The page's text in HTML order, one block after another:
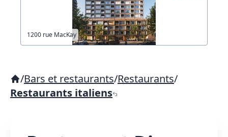
1200 rue MacKay
/Bars et restaurants/Restaurants/
Restaurants italiens